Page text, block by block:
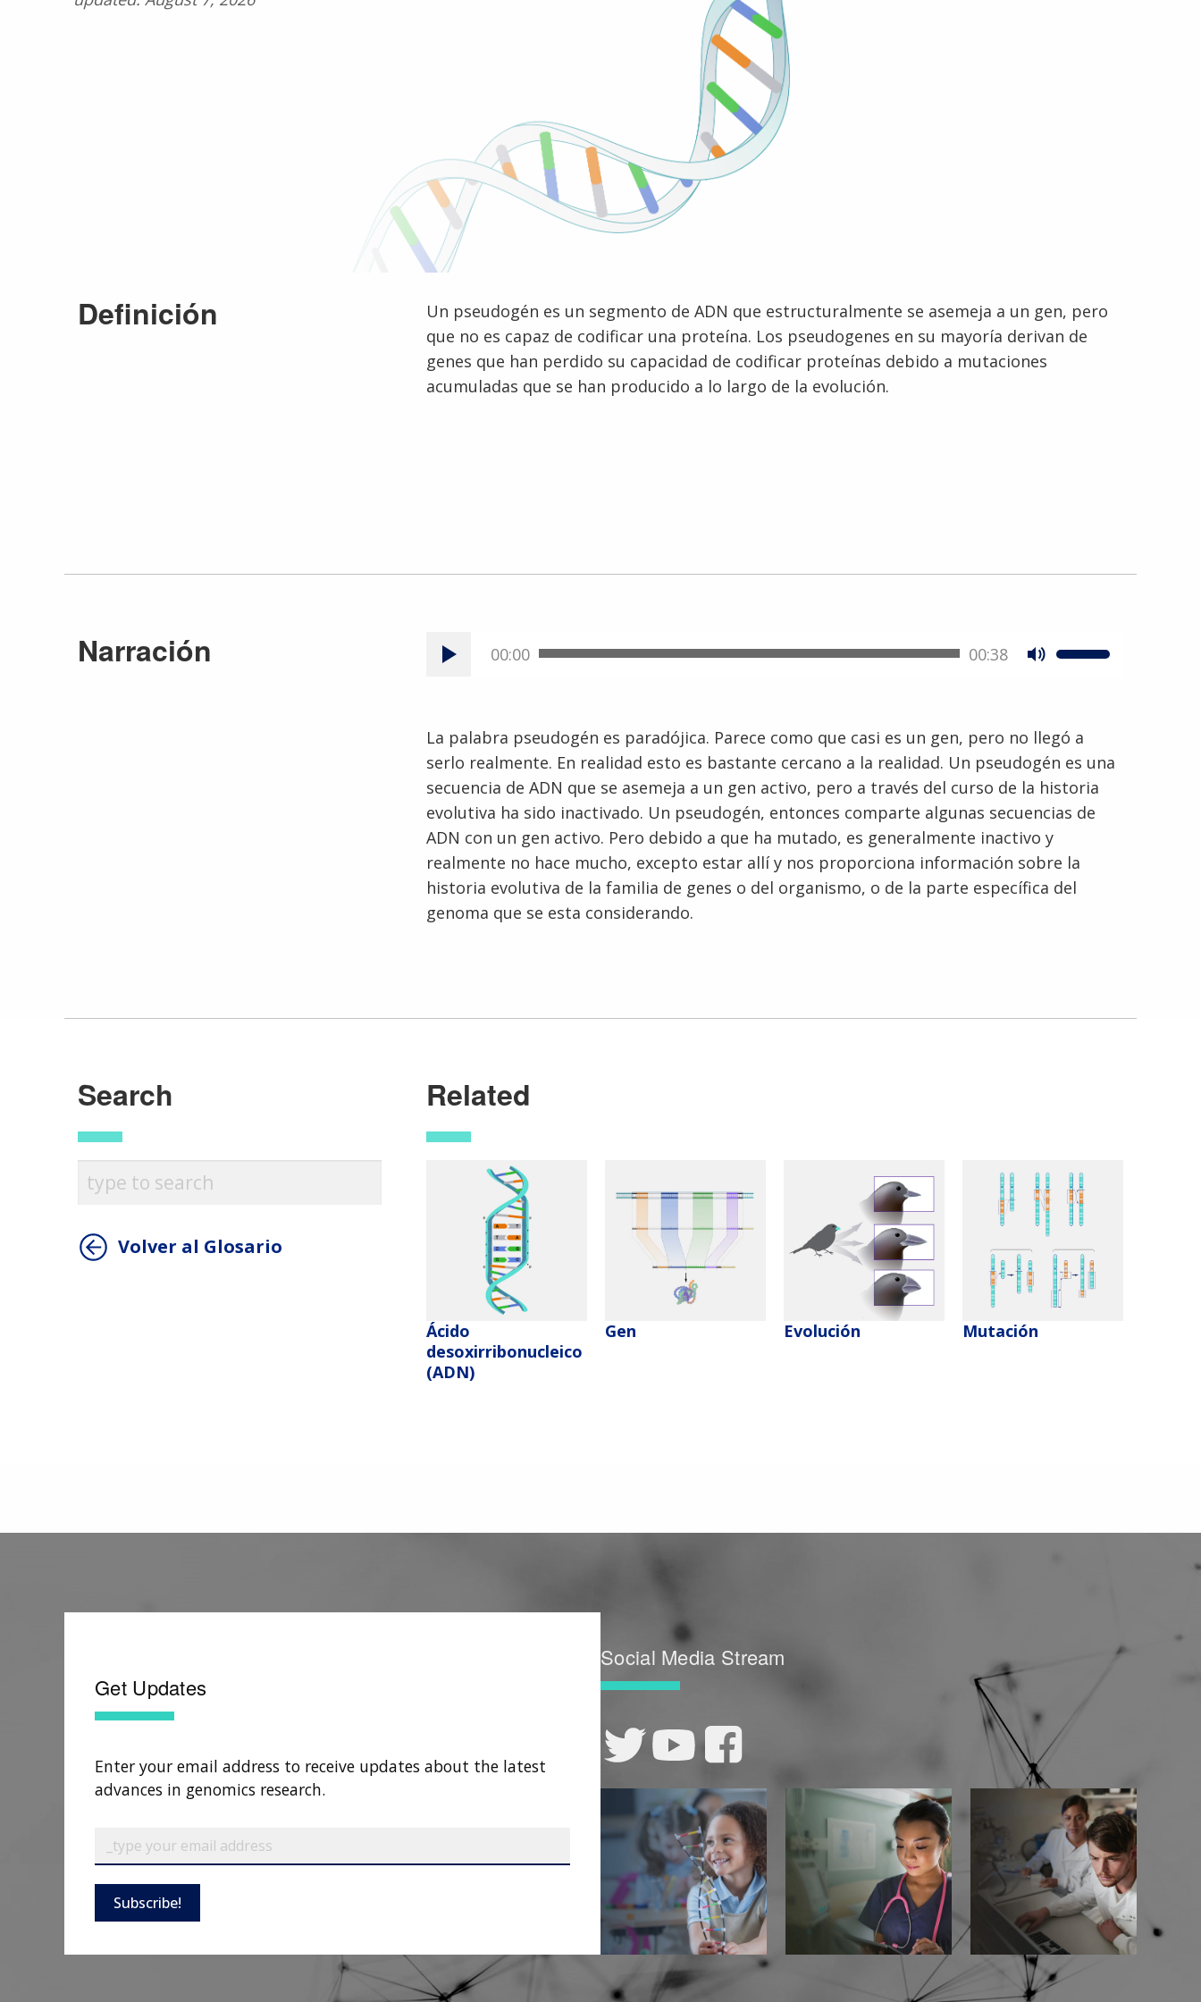
English
Definición
Un pseudogén es un segmento de ADN que estructuralmente se asemeja a un gen, pero
que no es capaz de codificar una proteína. Los pseudogenes en su mayoría derivan de
genes que han perdido su capacidad de codificar proteínas debido a mutaciones
acumuladas que se han producido a lo largo de la evolución.
Narración 00:00 00:38
La palabra pseudogén es paradójica. Parece como que casi es un gen, pero no llegó a
serlo realmente. En realidad esto es bastante cercano a la realidad. Un pseudogén es una
secuencia de ADN que se asemeja a un gen activo, pero a través del curso de la historia
evolutiva ha sido inactivado. Un pseudogén, entonces comparte algunas secuencias de
ADN con un gen activo. Pero debido a que ha mutado, es generalmente inactivo y
realmente no hace mucho, excepto estar allí y nos proporciona información sobre la
historia evolutiva de la familia de genes o del organismo, o de la parte específica del
genoma que se esta considerando.
Search
Volver al Glosario
Related
Ácido
desoxirribonucleico
(ADN)
Gen Evolución Mutación
Get Updates
Enter your email address to receive updates about the latest
advances in genomics research.
Subscribe!
Social Media Stream